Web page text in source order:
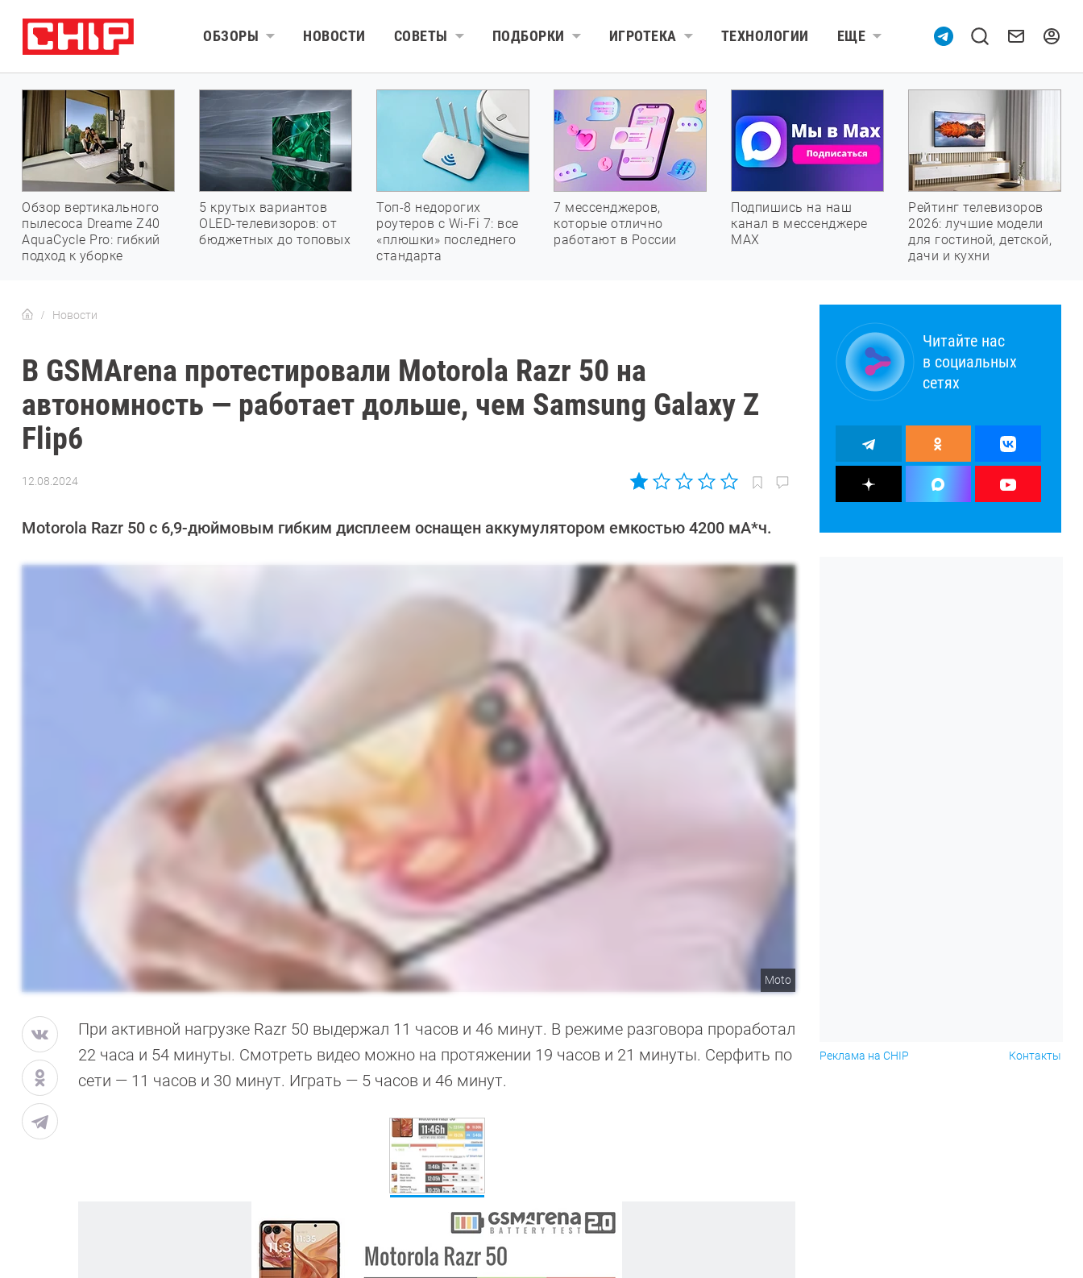
ОБЗОРЫ НОВОСТИ СОВЕТЫ ПОДБОРКИ ИГРОТЕКА ТЕХНОЛОГИИ ЕЩЕ
Обзор вертикального
пылесоса Dreame Z40
AquaCycle Pro: гибкий
подход к уборке
5 крутых вариантов
OLED-телевизоров: от
бюджетных до топовых
Топ-8 недорогих
роутеров с Wi-Fi 7: все
«плюшки» последнего
стандарта
7 мессенджеров,
которые отлично
работают в России
Подпишись на наш
канал в мессенджере
МАХ
Рейтинг телевизоров
2026: лучшие модели
для гостиной, детской,
дачи и кухни
Новости
В GSMArena протестировали Motorola Razr 50 на
автономность — работает дольше, чем Samsung Galaxy Z
Flip6
12.08.2024
Калашников
Motorola Razr 50 с 6,9-дюймовым гибким дисплеем оснащен аккумулятором емкостью 4200 мА*ч.
Moto
При активной нагрузке Razr 50 выдержал 11 часов и 46 минут. В режиме разговора проработал
22 часа и 54 минуты. Смотреть видео можно на протяжении 19 часов и 21 минуты. Серфить по
сети — 11 часов и 30 минут. Играть — 5 часов и 46 минут.
Читайте нас
в социальных
сетях
Реклама на CHIP Контакты